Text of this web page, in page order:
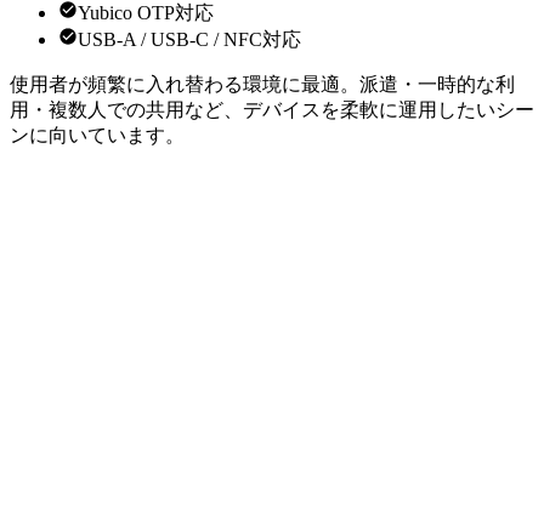
Yubico OTP対応
USB-A / USB-C / NFC対応
使用者が頻繁に入れ替わる環境に最適。派遣・一時的な利
用・複数人での共用など、デバイスを柔軟に運用したいシー
ンに向いています。